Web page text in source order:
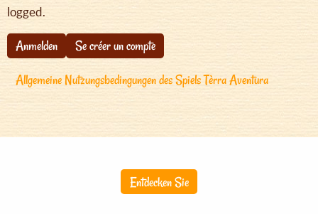
logged.
Anmelden
Se créer un compte
Allgemeine Nutzungsbedingungen des Spiels Tèrra Aventura
Entdecken Sie